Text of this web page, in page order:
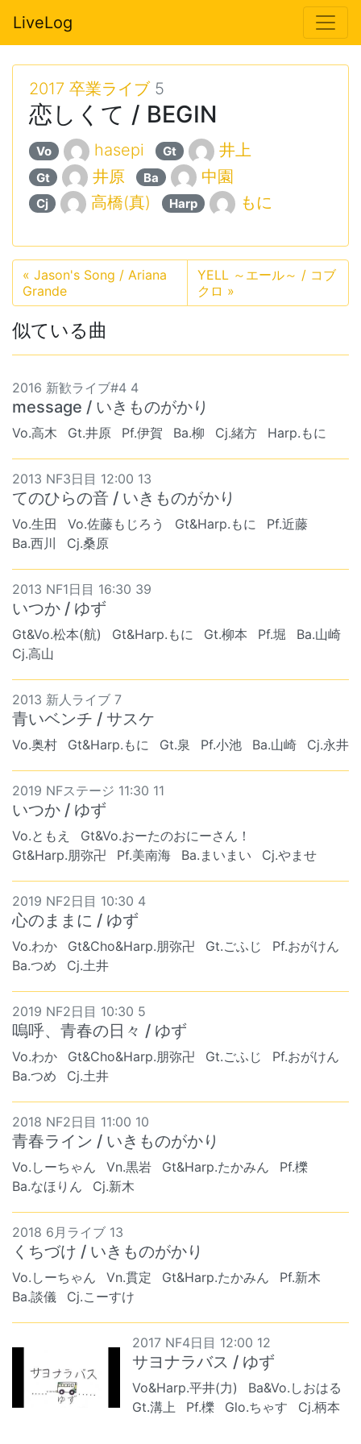
LiveLog
2017 卒業ライブ5
恋しくて / BEGIN
Vo hasepi Gt 井上
Gt 井原 Ba 中園
Cj 高橋(真) Harp もに
« Jason's Song / Ariana
Grande
YELL ～エール～ / コブ
クロ »
似ている曲
2016 新歓ライブ#4 4
message / いきものがかり
Vo.高木 Gt.井原 Pf.伊賀 Ba.柳 Cj.緒方 Harp.もに
2013 NF3日目 12:00 13
てのひらの音 / いきものがかり
Vo.生田 Vo.佐藤もじろう Gt&Harp.もに
Pf.近藤
Ba.西川
Cj.桑原
2013 NF1日目 16:30 39
いつか / ゆず
Gt&Vo.松本(航) Gt&Harp.もに Gt.柳本 Pf.堀
Ba.山崎
Cj.高山
2013 新人ライブ 7
青いベンチ / サスケ
Vo.奥村 Gt&Harp.もに Gt.泉 Pf.小池 Ba.山崎 Cj.永井
2019 NFステージ 11:30 11
いつか / ゆず
Vo.ともえ
Gt&Vo.おーたのおにーさん！
Gt&Harp.朋弥卍
Pf.美南海 Ba.まいまい Cj.やませ
2019 NF2日目 10:30 4
心のままに / ゆず
Vo.わか Gt&Cho&Harp.朋弥卍 Gt.ごふじ
Pf.おがけん
Ba.つめ
Cj.土井
2019 NF2日目 10:30 5
嗚呼、青春の日々 / ゆず
Vo.わか Gt&Cho&Harp.朋弥卍 Gt.ごふじ
Pf.おがけん
Ba.つめ
Cj.土井
2018 NF2日目 11:00 10
青春ライン / いきものがかり
Vo.しーちゃん Vn.黒岩 Gt&Harp.たかみん
Pf.櫟
Ba.なほりん
Cj.新木
2018 6月ライブ 13
くちづけ / いきものがかり
Vo.しーちゃん Vn.貫定 Gt&Harp.たかみん
Pf.新木
Ba.談儀
Cj.こーすけ
2017 NF4日目 12:00 12
サヨナラバス / ゆず
Vo&Harp.平井(力)
Ba&Vo.しおはる
Gt.溝上
Pf.櫟 Glo.ちゃす Cj.柄本